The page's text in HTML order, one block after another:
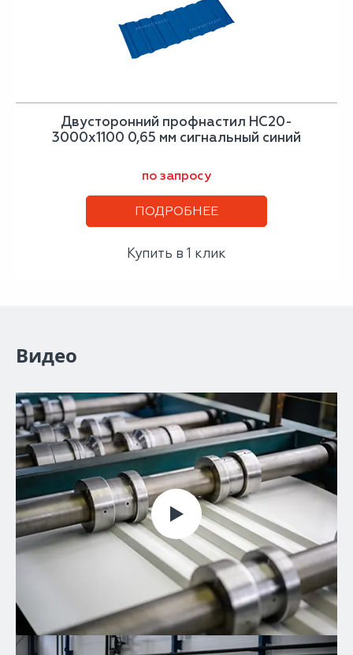
Двусторонний профнастил НС20-
3000х1100 0,65 мм сигнальный синий
по запросу
ПОДРОБНЕЕ
Купить в 1 клик
Видео